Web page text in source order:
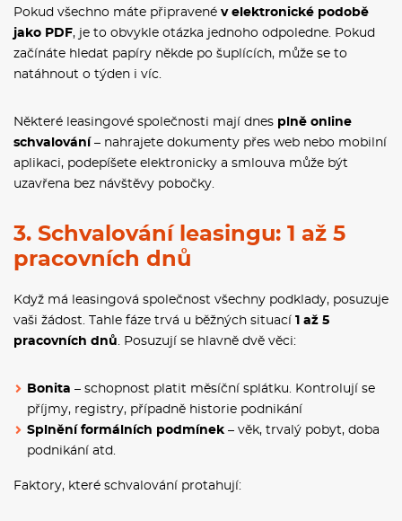
Pokud všechno máte připravené v elektronické podobě
jako PDF, je to obvykle otázka jednoho odpoledne. Pokud
začínáte hledat papíry někde po šuplících, může se to
natáhnout o týden i víc.
Některé leasingové společnosti mají dnes plně online
schvalování – nahrajete dokumenty přes web nebo mobilní
aplikaci, podepíšete elektronicky a smlouva může být
uzavřena bez návštěvy pobočky.
3. Schvalování leasingu: 1 až 5
pracovních dnů
Když má leasingová společnost všechny podklady, posuzuje
vaši žádost. Tahle fáze trvá u běžných situací 1 až 5
pracovních dnů . Posuzují se hlavně dvě věci:
Bonita – schopnost platit měsíční splátku. Kontrolují se
příjmy, registry, případně historie podnikání
Splnění formálních podmínek – věk, trvalý pobyt, doba
podnikání atd.
Faktory, které schvalování protahují: